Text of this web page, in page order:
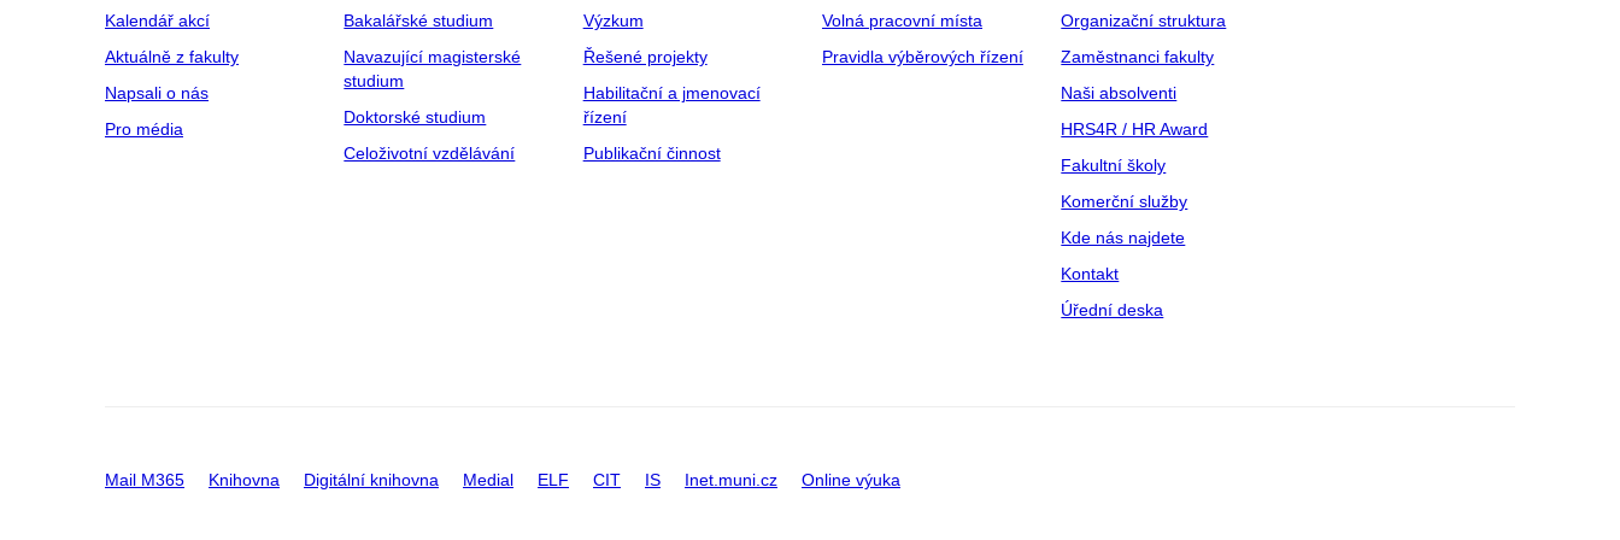
Kalendář akcí
Aktuálně z fakulty
Napsali o nás
Pro média
Bakalářské studium
Navazující magisterské
studium
Doktorské studium
Celoživotní vzdělávání
Výzkum
Řešené projekty
Habilitační a jmenovací
řízení
Publikační činnost
Volná pracovní místa
Pravidla výběrových řízení
Organizační struktura
Zaměstnanci fakulty
Naši absolventi
HRS4R / HR Award
Fakultní školy
Komerční služby
Kde nás najdete
Kontakt
Úřední deska
Mail M365 Knihovna Digitální knihovna Medial ELF CIT IS Inet.muni.cz Online výuka